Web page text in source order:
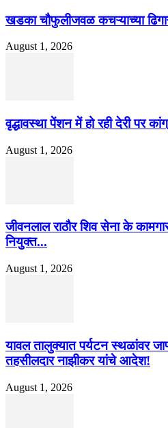
खडका चौफुलीजवळ कचऱ्याच्या
August 1, 2026
वृद्धावस्था पेंशन में हो रही देरी पर
August 1, 2026
जीवनलाल राठौर शिव सेना के
नियुक्त...
August 1, 2026
यावल तालुक्यात पर्यटन स्थळांवर
तहसीलदार नाझीकर यांचे आदेश!
August 1, 2026